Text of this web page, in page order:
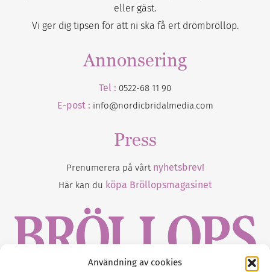
Användning av cookies
eller gäst.
Vi ger dig tipsen för att ni ska få ert drömbröllop.
Annonsering
Tel : 0522-68 11 90
E-post : info@nordicbridalmedia.com
Press
Prenumerera på vårt nyhetsbrev!
Här kan du köpa Bröllopsmagasinet